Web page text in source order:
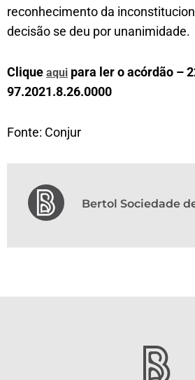
reconhecimento da
decisão se deu por unanimidade.
Clique aqui para ler o acórdão –
97.2021.8.26.0000
Fonte: Conjur
Bertol Sociedade